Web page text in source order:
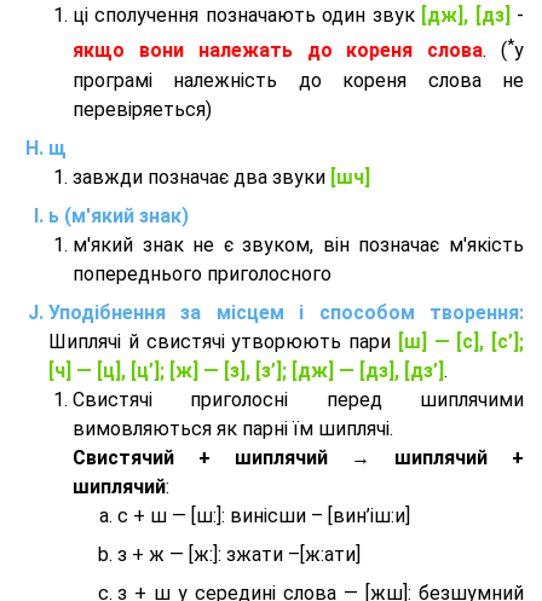
ці сполучення позначають один звук [дж], [дз] -
якщо вони належать до кореня слова. (*у
програмі належність до кореня слова не
перевіряеться)
щ
завжди позначає два звуки [шч]
ь (м'який знак)
м'який знак не є звуком, він позначає м'якість
попереднього приголосного
Уподібнення за місцем і способом творення:
Шиплячі й свистячі утворюють пари [ш] — [c], [с’];
[ч] — [ц], [ц’]; [ж] — [з], [з’]; [дж] — [дз], [дз’] .
Свистячі приголосні перед шиплячими
вимовляються як парні їм шиплячі.
Cвистячий + шиплячий → шиплячий +
шиплячий:
с + ш — [ш:]: винісши – [вин’іш:и]
з + ж — [ж:]: зжати –[ж:ати]
з + ш у середині слова — [жш]: безшумний